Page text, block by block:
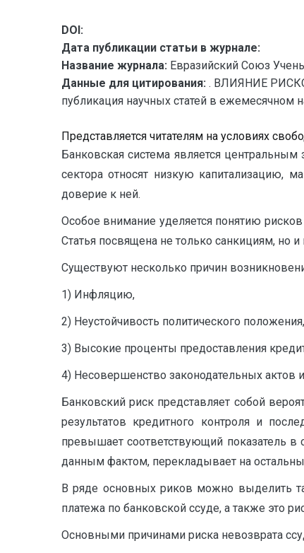
DOI:
Дата публикации статьи в журнале:
Название журнала: Евразийский Союз
Данные для цитирования: . ВЛИЯНИЕ
публикация научных статей в ежемесячном
Представляется читателям на условиях
Банковская система является
сектора относят низкую капитализацию,
доверие к ней.
Особое внимание уделяется понятию
Статья посвящена не только санкициям,
Существуют несколько причин
1) Инфляцию,
2) Неустойчивость политического положения,
3) Высокие проценты предоставления
4) Несовершенство законодательных актов и
Банковский риск представляет собой
результатов кредитного контроля и
превышает соответствующий показатель в
данным фактом, перекладывает на
В ряде основных риков можно выделить
платежа по банковской ссуде, а также это
Основными причинами риска невозврата